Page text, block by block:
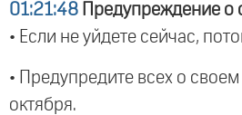
01:21:48 Предупреждение о
• Если не уйдете сейчас,
• Предупредите всех о
октября.